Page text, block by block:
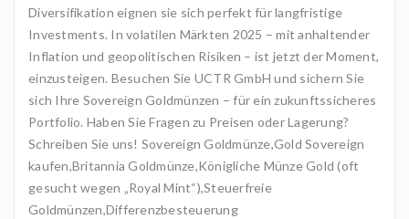
Diversifikation eignen sie sich perfekt für langfristige
Investments. In volatilen Märkten 2025 – mit anhaltender
Inflation und geopolitischen Risiken – ist jetzt der Moment,
einzusteigen. Besuchen Sie UCTR GmbH und sichern Sie
sich Ihre Sovereign Goldmünzen – für ein zukunftssicheres
Portfolio. Haben Sie Fragen zu Preisen oder Lagerung?
Schreiben Sie uns! Sovereign Goldmünze,Gold Sovereign
kaufen,Britannia Goldmünze,Königliche Münze Gold (oft
gesucht wegen „Royal Mint“),Steuerfreie
Goldmünzen,Differenzbesteuerung